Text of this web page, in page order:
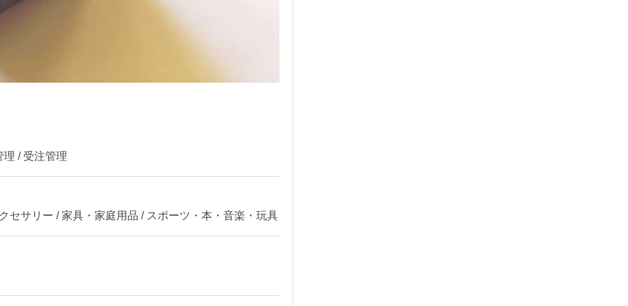
理 / 受注管理
セサリー / 家具・家庭用品 / スポーツ・本・音楽・玩具